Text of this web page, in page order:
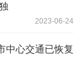
2023-06-24
中心交通已恢复